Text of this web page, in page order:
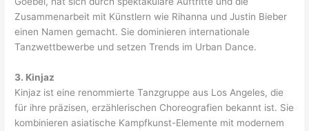
Zusammenarbeit mit Künstlern wie Rihanna und Justin Bieber
einen Namen gemacht. Sie dominieren internationale
Tanzwettbewerbe und setzen Trends im Urban Dance.
3. Kinjaz
Kinjaz ist eine renommierte Tanzgruppe aus Los Angeles, die
für ihre präzisen, erzählerischen Choreografien bekannt ist. Sie
kombinieren asiatische Kampfkunst-Elemente mit modernem